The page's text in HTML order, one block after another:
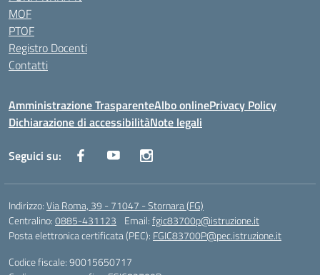
MOF
PTOF
Registro Docenti
Contatti
Amministrazione TrasparenteAlbo onlinePrivacy Policy
Dichiarazione di accessibilitàNote legali
Seguici su:
Indirizzo:Via Roma, 39 - 71047 - Stornara (FG)
Centralino:0885-431123 Email:fgic83700p@istruzione.it
Posta elettronica certificata (PEC): FGIC83700P@pec.istruzione.it
Codice fiscale: 90015650717